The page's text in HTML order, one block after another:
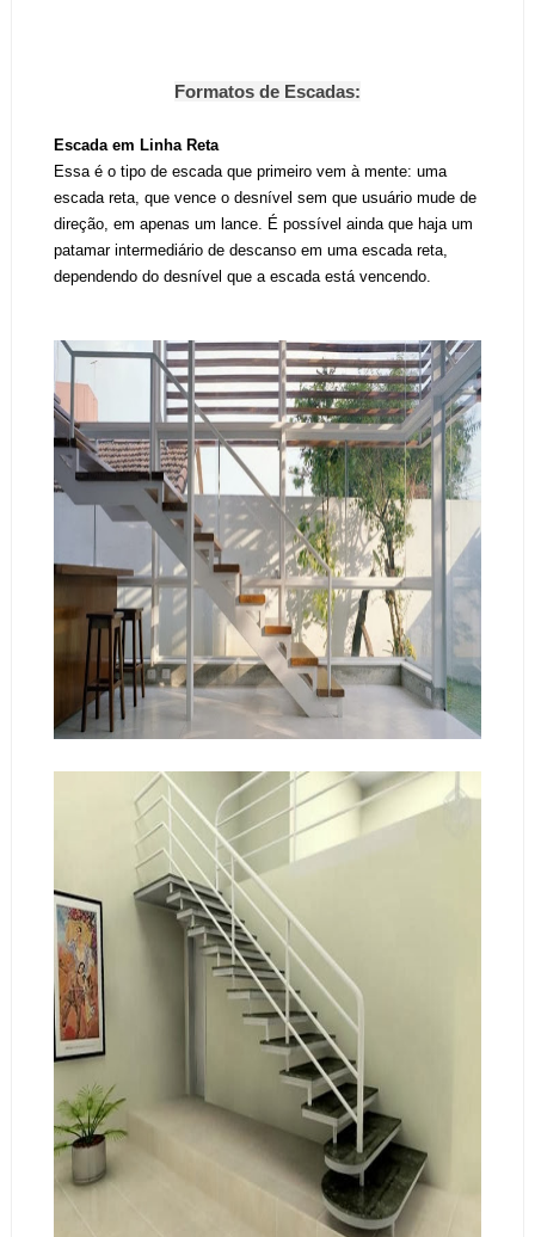
Formatos de Escadas:
Escada em Linha Reta
Essa é o tipo de escada que primeiro vem à mente: uma
escada reta, que vence o desnível sem que usuário mude de
direção, em apenas um lance. É possível ainda que haja um
patamar intermediário de descanso em uma escada reta,
dependendo do desnível que a escada está vencendo.